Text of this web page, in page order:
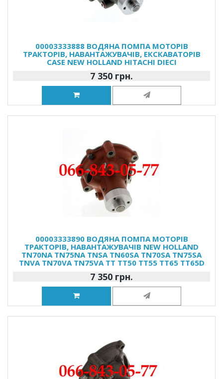
00003333888 ВОДЯНА ПОМПА МОТОРІВ
ТРАКТОРІВ, НАВАНТАЖУВАЧІВ, ЕКСКАВАТОРІВ
CASE NEW HOLLAND HITACHI DIECI
7 350 грн.
00003333890 ВОДЯНА ПОМПА МОТОРІВ
ТРАКТОРІВ, НАВАНТАЖУВАЧІВ NEW HOLLAND
TN70NA TN75NA TNSA TN60SA TN70SA TN75SA
TNVA TN70VA TN75VA TT TT50 TT55 TT65 TT65D
7 350 грн.